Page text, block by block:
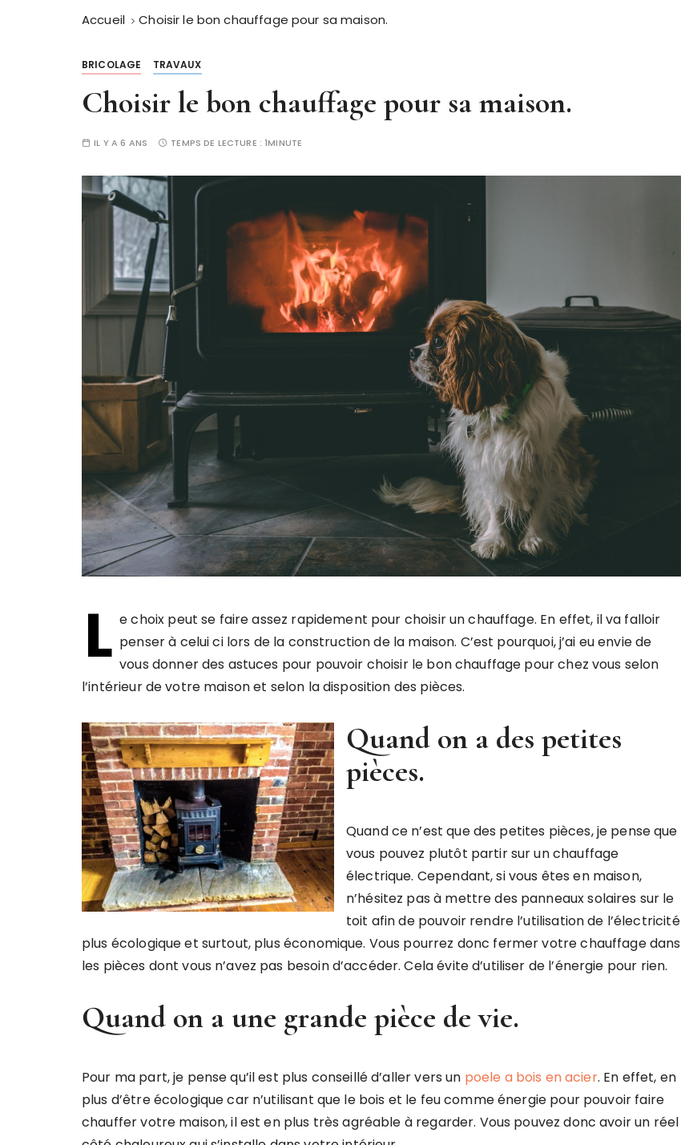
Accueil Choisir le bon chauffage pour sa maison.
BRICOLAGE TRAVAUX
Choisir le bon chauffage pour sa maison.
IL Y A 6 ANS TEMPS DE LECTURE :1MINUTE
L e choix peut se faire assez rapidement pour choisir un chauffage. En effet, il va falloir
penser à celui ci lors de la construction de la maison. C’est pourquoi, j’ai eu envie de
vous donner des astuces pour pouvoir choisir le bon chauffage pour chez vous selon
l’intérieur de votre maison et selon la disposition des pièces.
Quand on a des petites
pièces.
Quand ce n’est que des petites pièces, je pense que
vous pouvez plutôt partir sur un chauffage
électrique. Cependant, si vous êtes en maison,
n’hésitez pas à mettre des panneaux solaires sur le
toit afin de pouvoir rendre l’utilisation de l’électricité
plus écologique et surtout, plus économique. Vous pourrez donc fermer votre chauffage dans
les pièces dont vous n’avez pas besoin d’accéder. Cela évite d’utiliser de l’énergie pour rien.
Quand on a une grande pièce de vie.
Pour ma part, je pense qu’il est plus conseillé d’aller vers un poele a bois en acier. En effet, en
plus d’être écologique car n’utilisant que le bois et le feu comme énergie pour pouvoir faire
chauffer votre maison, il est en plus très agréable à regarder. Vous pouvez donc avoir un réel